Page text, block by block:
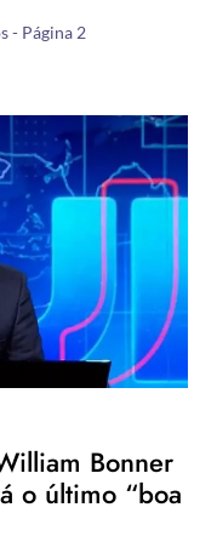
- Página 2
Bonner
o último “boa